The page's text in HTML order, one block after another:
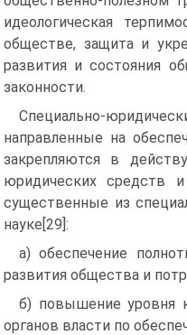
идеологическая
обществе, защита и
развития и состояния
законности.
Специально-
направленные на
закрепляются в
юридических средств
существенные из
науке[29]:
а) обеспечение
развития общества и
б) повышение уровня
органов власти по